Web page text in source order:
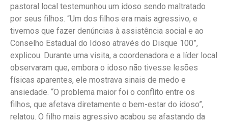
pastoral local testemunhou um idoso sendo maltratado
por seus filhos. “Um dos filhos era mais agressivo, e
tivemos que fazer denúncias à assistência social e ao
Conselho Estadual do Idoso através do Disque 100”,
explicou. Durante uma visita, a coordenadora e a líder local
observaram que, embora o idoso não tivesse lesões
físicas aparentes, ele mostrava sinais de medo e
ansiedade. “O problema maior foi o conflito entre os
filhos, que afetava diretamente o bem-estar do idoso”,
relatou. O filho mais agressivo acabou se afastando da